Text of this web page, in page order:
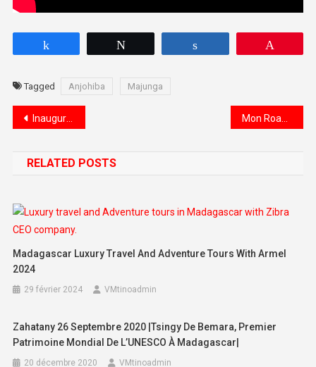
Tagged Anjohiba Majunga
Navigation de l’article
Inauguration de l’Office du Tourisme de Sainte-Marie 20 août 2022
RELATED POSTS
Madagascar Luxury Travel And Adventure Tours With Armel
2024
29 février 2024 VMtinoadmin
Zahatany 26 Septembre 2020 |Tsingy De Bemara, Premier
Patrimoine Mondial De L’UNESCO À Madagascar|
20 décembre 2020 VMtinoadmin